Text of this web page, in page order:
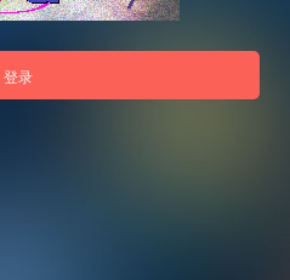
登录